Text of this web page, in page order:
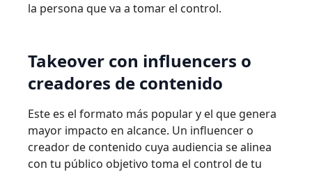
la persona que va a tomar el control.
Takeover con influencers o
creadores de contenido
Este es el formato más popular y el que genera
mayor impacto en alcance. Un influencer o
creador de contenido cuya audiencia se alinea
con tu público objetivo toma el control de tu